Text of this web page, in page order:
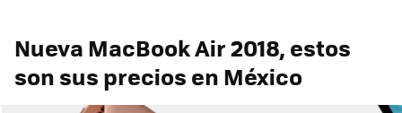
Nueva MacBook Air 2018, estos
son sus precios en México